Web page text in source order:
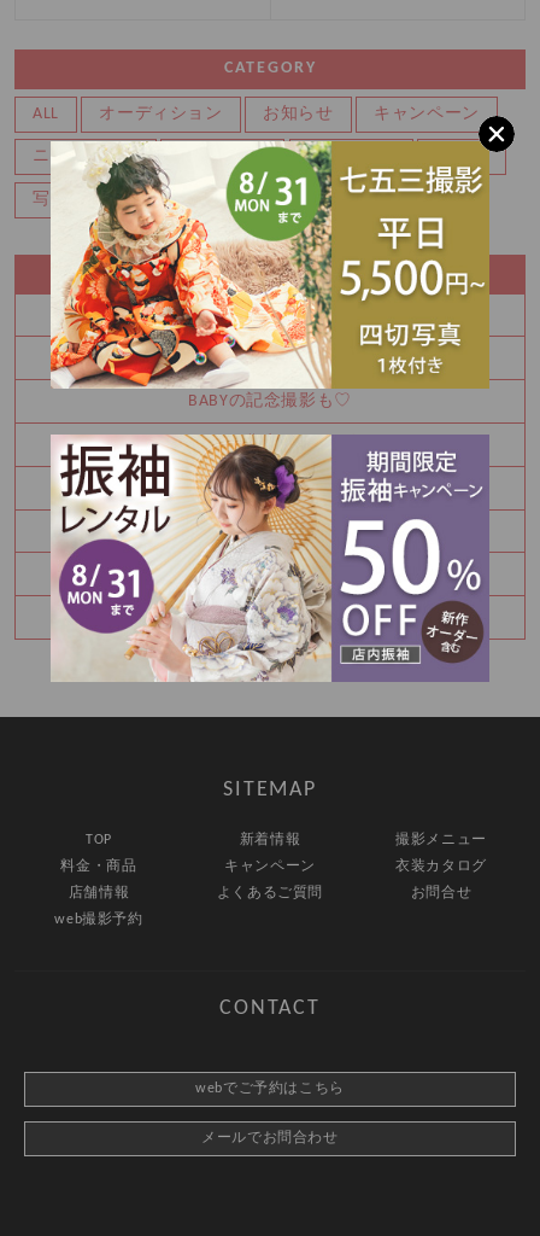
CATEGORY
ALL オーディション お知らせ キャンペーン
ニューボーン バースデー マタニティ 七五三
写真 成人式振袖
RECENT ENTRY
振袖レンタルイベント開催中☆彡
七五三前撮り受付中！
BABYの記念撮影も♡
ココロフル三豊店からのお知らせ
BABYの記念撮影も♡
753前撮りは今のうちです！！
振袖レンタルイベント開催中☆彡
BABYの記念撮影も♡
SITEMAP
TOP 新着情報
撮影メニュー
料金・商品
キャンペーン
衣装カタログ
店舗情報
よくあるご質問
お問合せ
web撮影予約
CONTACT
webでご予約はこちら
メールでお問合わせ